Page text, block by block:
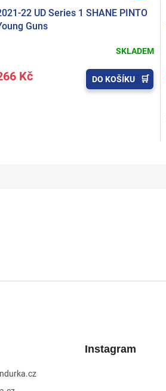
22 UD Series 1 SHANE PINTO
Guns
SKLADEM
Kč DO KOŠÍKU
Instagram